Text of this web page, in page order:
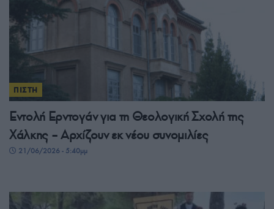
ΠΙΣΤΗ
Εντολή Ερντογάν για τη Θεολογική Σχολή της
Χάλκης – Αρχίζουν εκ νέου συνομιλίες
21/06/2026 - 5:40μμ